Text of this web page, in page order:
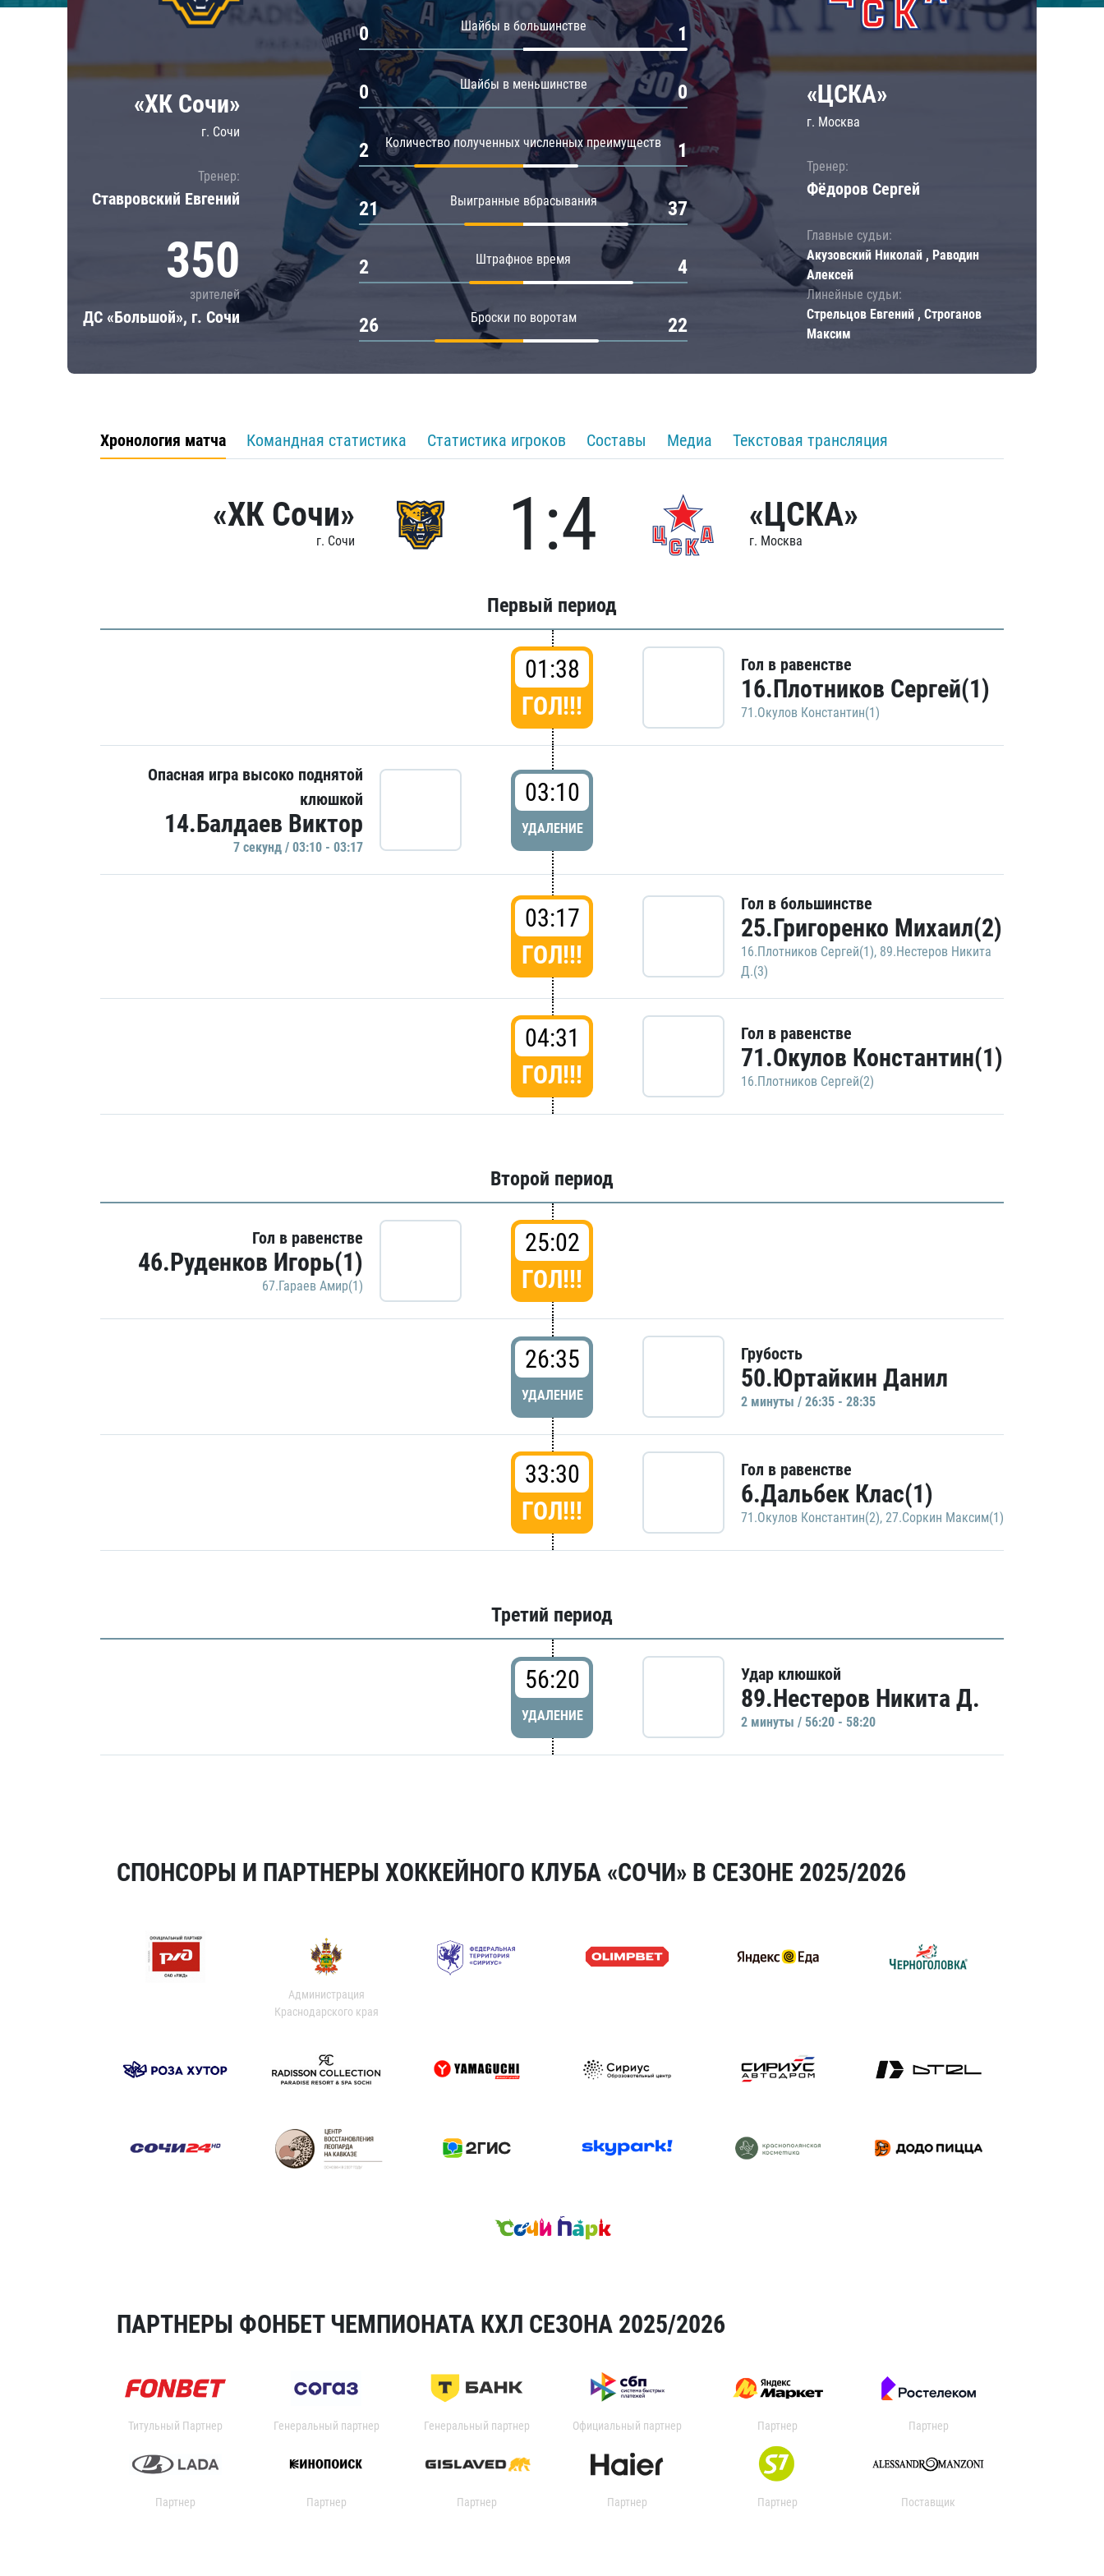
Локомотив
ЦСКА
Шанхайские Драконы
Амур
Барыс
Салават Юлаев
«ХК Сочи»
г. Сочи
Тренер:
Ставровский Евгений
350
зрителей
ДС «Большой», г. Сочи
Шайбы в большинстве
0 1
Шайбы в меньшинстве
0 0
Количество полученных численных преимуществ
2 1
Выигранные вбрасывания
21 37
Штрафное время
2 4
Броски по воротам
26 22
«ЦСКА»
г. Москва
Тренер:
Фёдоров Сергей
Главные судьи:
Акузовский Николай , Раводин
Алексей
Линейные судьи:
Стрельцов Евгений , Строганов
Максим
Хронология матча Командная статистика Статистика игроков Составы Медиа Текстовая трансляция
«ХК Сочи»
г. Сочи 1:4 «ЦСКА»
г. Москва
Первый период
01:38
ГОЛ!!!
Гол в равенстве
16.Плотников Сергей(1)
71.Окулов Константин(1)
Опасная игра высоко поднятой
клюшкой
14.Балдаев Виктор
7 секунд / 03:10 - 03:17
03:10
УДАЛЕНИЕ
03:17
ГОЛ!!!
Гол в большинстве
25.Григоренко Михаил(2)
16.Плотников Сергей(1), 89.Нестеров Никита
Д.(3)
04:31
ГОЛ!!!
Гол в равенстве
71.Окулов Константин(1)
16.Плотников Сергей(2)
Второй период
Гол в равенстве
46.Руденков Игорь(1)
67.Гараев Амир(1)
25:02
ГОЛ!!!
26:35
УДАЛЕНИЕ
Грубость
50.Юртайкин Данил
2 минуты / 26:35 - 28:35
33:30
ГОЛ!!!
Гол в равенстве
6.Дальбек Клас(1)
71.Окулов Константин(2), 27.Соркин Максим(1)
Третий период
56:20
УДАЛЕНИЕ
Удар клюшкой
89.Нестеров Никита Д.
2 минуты / 56:20 - 58:20
СПОНСОРЫ И ПАРТНЕРЫ ХОККЕЙНОГО КЛУБА «СОЧИ» В СЕЗОНЕ 2025/2026
Администрация
Краснодарского края
ПАРТНЕРЫ ФОНБЕТ ЧЕМПИОНАТА КХЛ СЕЗОНА 2025/2026
Титульный Партнер Генеральный партнер Генеральный партнер Официальный партнер Партнер Партнер
Партнер Партнер Партнер Партнер Партнер Поставщик